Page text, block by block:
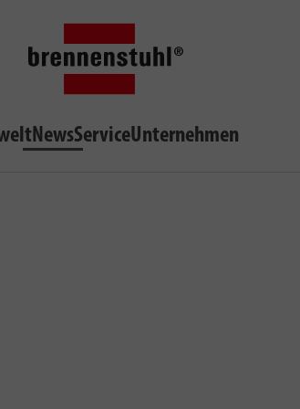
NewsServiceUnternehmen